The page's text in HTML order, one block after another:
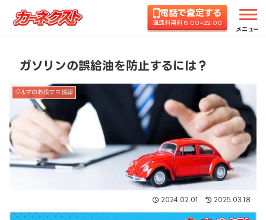
電話で査定する
通話料無料 8:00~22:00
メニュー
ホーム コラムTOP クルマのお役立ち情報 ガソ
ガソリンの誤給油を防止するには？
クルマのお役立ち情報
2024.02.01 2025.03.18